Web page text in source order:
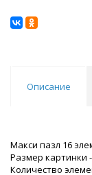
Описание
Макси пазл 16
Размер картинки -
Количество